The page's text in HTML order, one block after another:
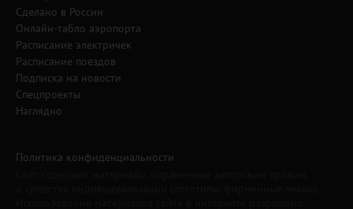
Сделано в России
Онлайн-табло аэропорта
Расписание электричек
Расписание поездов
Подписка на новости
Спецпроекты
Наглядно
Политика конфиденциальности